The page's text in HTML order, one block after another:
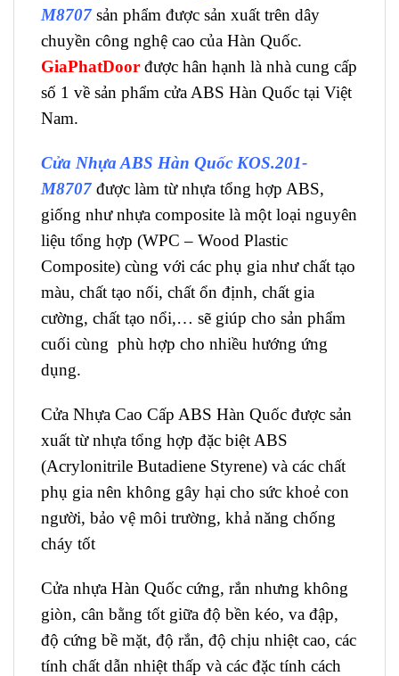
M8707 sản phẩm được sản xuất trên dây
chuyền công nghệ cao của Hàn Quốc.
GiaPhatDoor được hân hạnh là nhà cung cấp
số 1 về sản phẩm cửa ABS Hàn Quốc tại Việt
Nam.
Cửa Nhựa ABS Hàn Quốc KOS.201-
M8707 được làm từ nhựa tổng hợp ABS,
giống như nhựa composite là một loại nguyên
liệu tổng hợp (WPC – Wood Plastic
Composite) cùng với các phụ gia như chất tạo
màu, chất tạo nối, chất ổn định, chất gia
cường, chất tạo nổi,… sẽ giúp cho sản phẩm
cuối cùng phù hợp cho nhiều hướng ứng
dụng.
Cửa Nhựa Cao Cấp ABS Hàn Quốc được sản
xuất từ nhựa tổng hợp đặc biệt ABS
(Acrylonitrile Butadiene Styrene) và các chất
phụ gia nên không gây hại cho sức khoẻ con
người, bảo vệ môi trường, khả năng chống
cháy tốt
Cửa nhựa Hàn Quốc cứng, rắn nhưng không
giòn, cân bằng tốt giữa độ bền kéo, va đập,
độ cứng bề mặt, độ rắn, độ chịu nhiệt cao, các
tính chất dẫn nhiệt thấp và các đặc tính cách